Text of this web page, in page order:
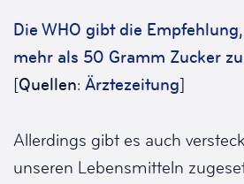
Die WHO gibt die
mehr als 50 Gramm Zucker
[Quellen: Ärztezeitung]
Allerdings gibt es auch
unseren Lebensmitteln